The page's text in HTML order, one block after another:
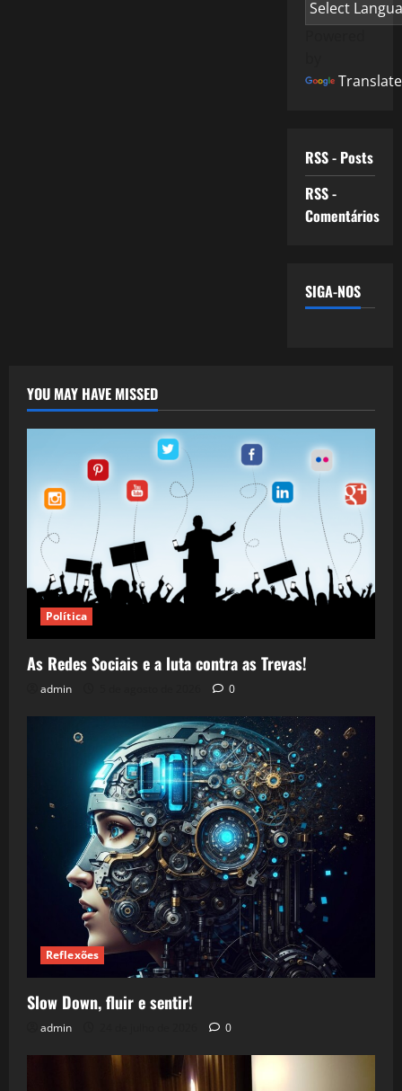
Translate
RSS - Posts
RSS -
Comentários
SIGA-NOS
YOU MAY HAVE MISSED
Política
As Redes Sociais e a luta contra as Trevas!
admin 0
Reflexões
Slow Down, fluir e sentir!
admin 0